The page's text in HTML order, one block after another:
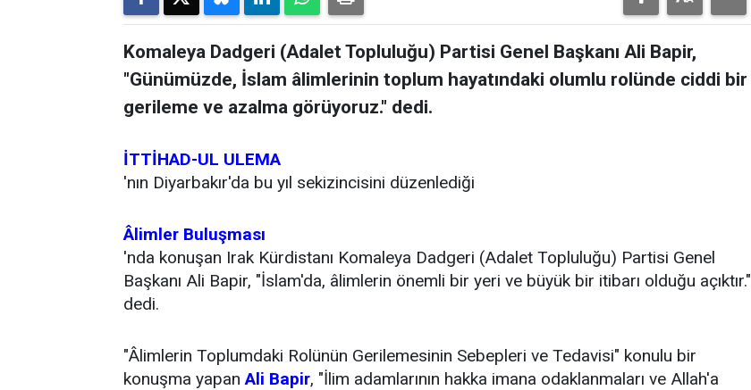
Komaleya Dadgeri (Adalet Topluluğu) Partisi Genel Başkanı Ali Bapir,
"Günümüzde, İslam âlimlerinin toplum hayatındaki olumlu rolünde ciddi bir
gerileme ve azalma görüyoruz." dedi.
İTTİHAD-UL ULEMA
'nın Diyarbakır'da bu yıl sekizincisini düzenlediği
Âlimler Buluşması
'nda konuşan Irak Kürdistanı Komaleya Dadgeri (Adalet Topluluğu) Partisi Genel
Başkanı Ali Bapir, "İslam'da, âlimlerin önemli bir yeri ve büyük bir itibarı olduğu açıktır."
dedi.
"Âlimlerin Toplumdaki Rolünün Gerilemesinin Sebepleri ve Tedavisi" konulu bir
konuşma yapanAli Bapir, "İlim adamlarının hakka imana odaklanmaları ve Allah'a